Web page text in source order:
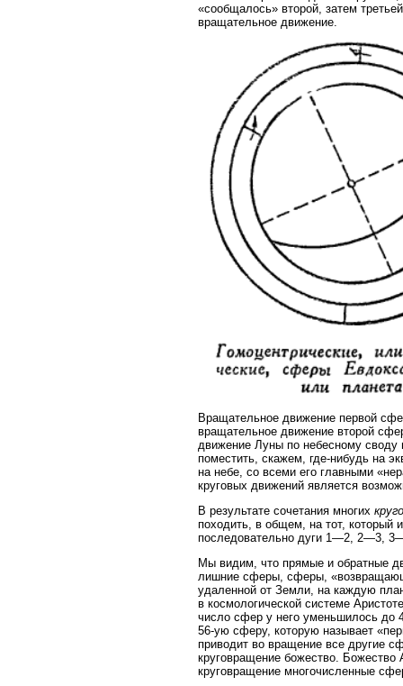
«сообщалось» второй, затем
вращательное движение.
Вращательное движение первой
вращательное движение второй
движение Луны по небесному своду
поместить, скажем, где-нибудь на
на небе, со всеми его главными
круговых движений является
В результате сочетания многих
походить, в общем, на тот, который
последовательно дуги 1—2, 2—3,
Мы видим, что прямые и обратные
лишние сферы, сферы,
удаленной от Земли, на каждую
в космологической системе
число сфер у него уменьшилось до
56-ую сферу, которую называет
приводит во вращение все другие
круговращение божество. Божество
круговращение многочисленные